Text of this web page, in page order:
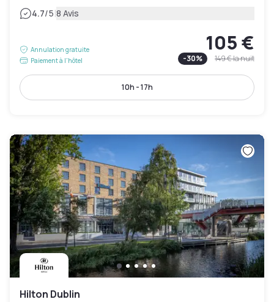
4.7/5|8 Avis
Annulation gratuite
Paiement à l'hôtel
105 €
-30% 149 €la nuit
10h - 17h
Hilton Dublin